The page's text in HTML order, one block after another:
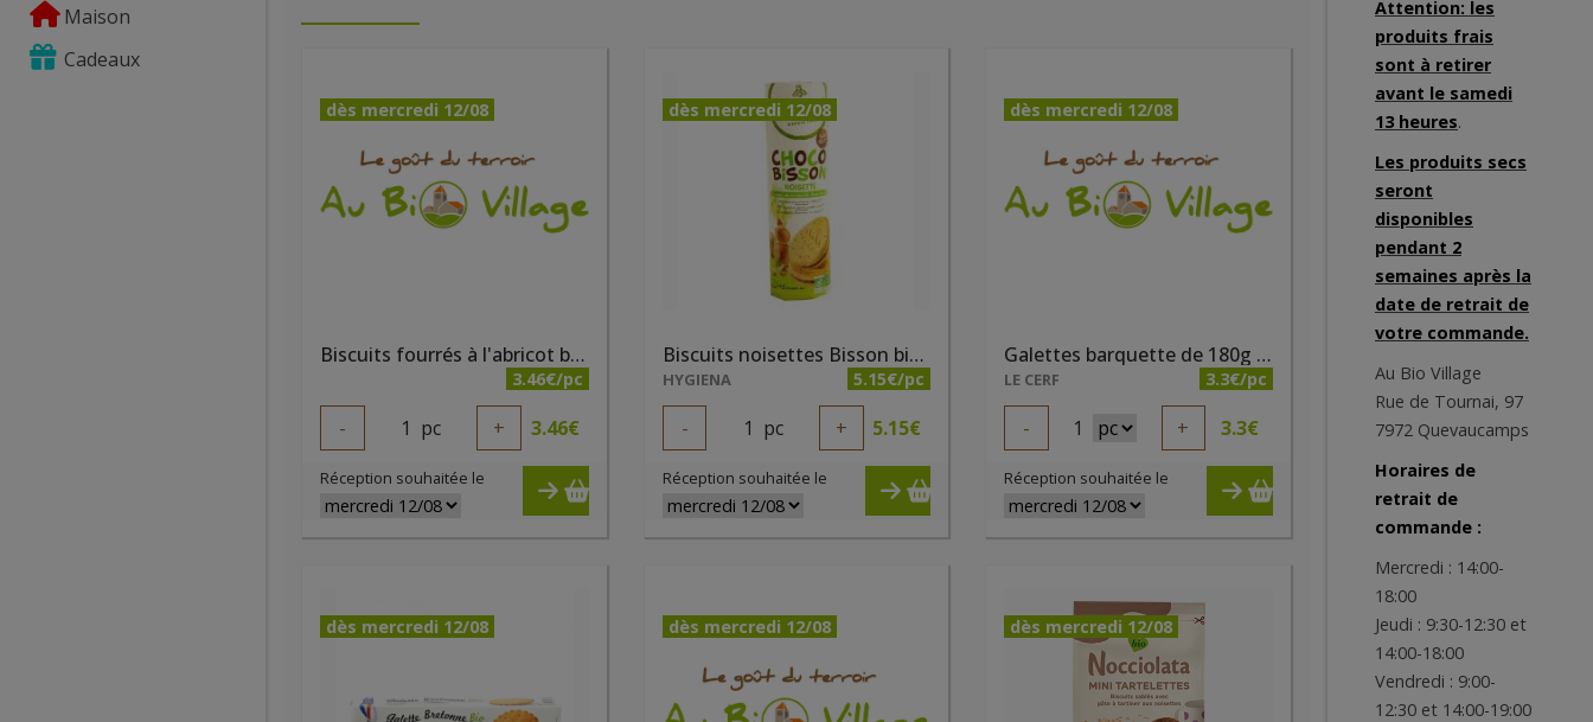
Maison
Cadeaux
dès mercredi 12/08
Biscuits fourrés à l'abricot bio 150g Elibio
3.46€/pc
- 1 pc + 3.46€
Réception souhaitée le
dès mercredi 12/08
Biscuits noisettes Bisson bio 300g
HYGIENA 5.15€/pc
- 1 pc + 5.15€
Réception souhaitée le
dès mercredi 12/08
Galettes barquette de 180g - Galettes de Violette
LE CERF 3.3€/pc
- 1 + 3.3€
Réception souhaitée le
dès mercredi 12/08 dès mercredi 12/08 dès mercredi 12/08
Attention: les
produits frais
sont à retirer
avant le samedi
13 heures.
Les produits secs
seront
disponibles
pendant 2
semaines après la
date de retrait de
votre commande.
Au Bio Village
Rue de Tournai, 97
7972 Quevaucamps
Horaires de
retrait de
commande :
Mercredi : 14:00-
18:00
Jeudi : 9:30-12:30 et
14:00-18:00
Vendredi : 9:00-
12:30 et 14:00-19:00